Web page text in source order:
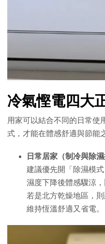
冷氣慳電四大
用家可以結合不同的日常使
式，才能在體感舒適與節能
日常居家（制冷與除濕
建議優先開「除濕模
濕度下降後體感驟涼
若是北方乾燥地區，
維持恆溫舒適又省電。